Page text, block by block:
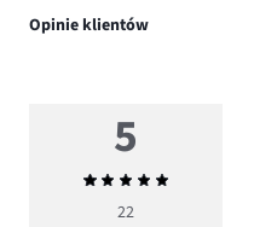
Opinie klientów
5
Średnia
ocena
22